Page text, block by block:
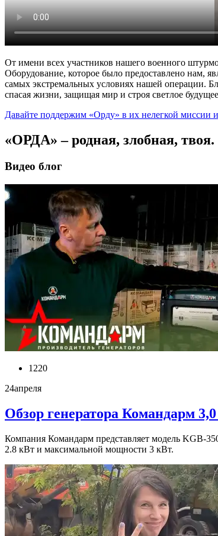
От имени всех участников нашего военного
Оборудование, которое было предоставлено нам,
самых экстремальных условиях нашей операции.
спасая жизни, защищая мир и строя светлое
Давайте поддержим «Орду» в их нелегкой миссии
«ОРДА» – родная, злобная, твоя.
Видео блог
1220
24апреля
Обзор генератора Командарм
Компания Командарм представляет модель KGB-
2.8 кВт и максимальной мощности 3 кВт.